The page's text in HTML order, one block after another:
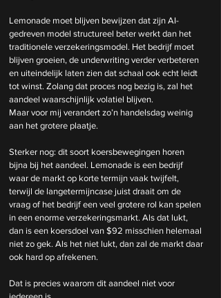
Lemonade moet blijven bewijzen dat zijn AI-
gedreven model structureel beter werkt dan het
traditionele verzekeringsmodel. Het bedrijf moet
blijven groeien, de underwriting verder verbeteren
en uiteindelijk laten zien dat schaal ook echt leidt
tot winst. Zolang dat proces nog bezig is, zal het
aandeel waarschijnlijk volatiel blijven.
Maar voor mij verandert zo’n handelsdag weinig
aan het grotere plaatje.
Sterker nog: dit soort koersbewegingen horen
bijna bij het aandeel. Lemonade is een bedrijf
waar de markt op korte termijn vaak twijfelt,
terwijl de langetermijncase juist draait om de
vraag of het bedrijf een veel grotere rol kan spelen
in een enorme verzekeringsmarkt. Als dat lukt,
dan is een koersdoel van $92 misschien helemaal
niet zo gek. Als het niet lukt, dan zal de markt daar
ook hard op afrekenen.
Dat is precies waarom dit aandeel niet voor